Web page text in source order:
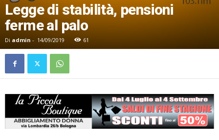
Legge di stabilità, pensioni
ferme al palo
Di admin - 14/09/2019 61